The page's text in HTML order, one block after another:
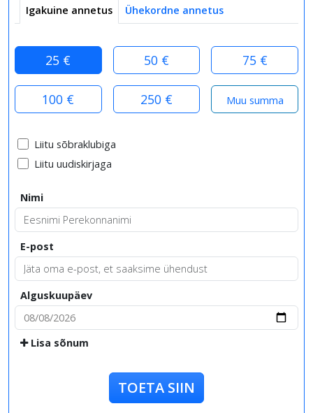
Igakuine annetus Ühekordne annetus
25 € 50 € 75 €
100 € 250 €
Liitu sõbraklubiga
Liitu uudiskirjaga
Nimi
E-post
Alguskuupäev
Lisa sõnum
TOETA SIIN